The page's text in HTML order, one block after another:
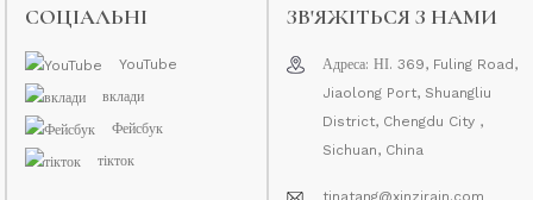
СОЦІАЛЬНІ
YouTube
вклади
Фейсбук
тікток
ЗВ'ЯЖІТЬСЯ З НАМИ
Адреса: НІ. 369, Fuling Road,
Jiaolong Port, Shuangliu
District, Chengdu City ,
Sichuan, China
tinatang@xinzirain.com